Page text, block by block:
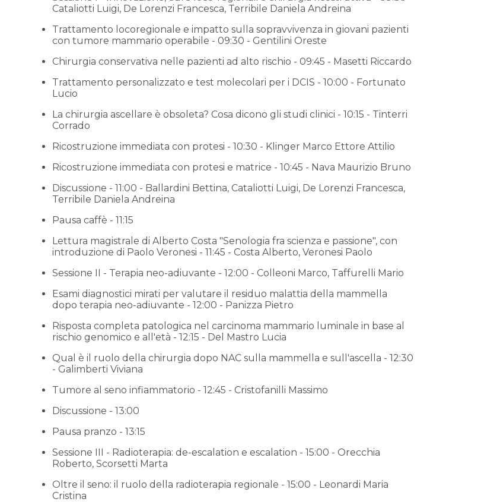
Cataliotti Luigi, De Lorenzi Francesca, Terribile Daniela Andreina
Trattamento locoregionale e impatto sulla sopravvivenza in giovani pazienti
con tumore mammario operabile - 09:30 - Gentilini Oreste
Chirurgia conservativa nelle pazienti ad alto rischio - 09:45 - Masetti Riccardo
Trattamento personalizzato e test molecolari per i DCIS - 10:00 - Fortunato
Lucio
La chirurgia ascellare è obsoleta? Cosa dicono gli studi clinici - 10:15 - Tinterri
Corrado
Ricostruzione immediata con protesi - 10:30 - Klinger Marco Ettore Attilio
Ricostruzione immediata con protesi e matrice - 10:45 - Nava Maurizio Bruno
Discussione - 11:00 - Ballardini Bettina, Cataliotti Luigi, De Lorenzi Francesca,
Terribile Daniela Andreina
Pausa caffè - 11:15
Lettura magistrale di Alberto Costa "Senologia fra scienza e passione", con
introduzione di Paolo Veronesi - 11:45 - Costa Alberto, Veronesi Paolo
Sessione II - Terapia neo-adiuvante - 12:00 - Colleoni Marco, Taffurelli Mario
Esami diagnostici mirati per valutare il residuo malattia della mammella
dopo terapia neo-adiuvante - 12:00 - Panizza Pietro
Risposta completa patologica nel carcinoma mammario luminale in base al
rischio genomico e all'età - 12:15 - Del Mastro Lucia
Qual è il ruolo della chirurgia dopo NAC sulla mammella e sull'ascella - 12:30
- Galimberti Viviana
Tumore al seno infiammatorio - 12:45 - Cristofanilli Massimo
Discussione - 13:00
Pausa pranzo - 13:15
Sessione III - Radioterapia: de-escalation e escalation - 15:00 - Orecchia
Roberto, Scorsetti Marta
Oltre il seno: il ruolo della radioterapia regionale - 15:00 - Leonardi Maria
Cristina